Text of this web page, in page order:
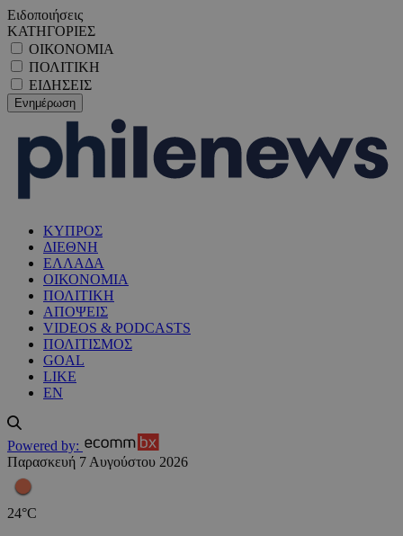
Ειδοποιήσεις
ΚΑΤΗΓΟΡΙΕΣ
ΟΙΚΟΝΟΜΙΑ
ΠΟΛΙΤΙΚΗ
ΕΙΔΗΣΕΙΣ
ΚΥΠΡΟΣ
ΔΙΕΘΝΗ
ΕΛΛΑΔΑ
ΟΙΚΟΝΟΜΙΑ
ΠΟΛΙΤΙΚΗ
ΑΠΟΨΕΙΣ
VIDEOS & PODCASTS
ΠΟΛΙΤΙΣΜΟΣ
GOAL
LIKE
EN
Powered by:
Παρασκευή 7 Αυγούστου 2026
24°C